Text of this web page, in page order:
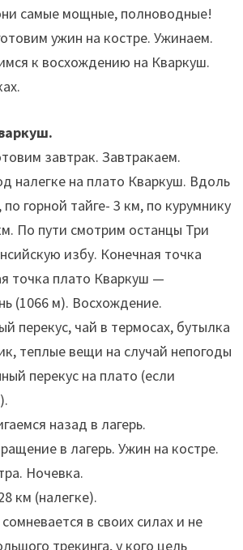
самые мощные, полноводные!
ужин на костре. Ужинаем.
к восхождению на Кваркуш.
завтрак. Завтракаем.
налегке на плато Кваркуш. Вдоль
горной тайге- 3 км, по курумнику
По пути смотрим останцы Три
избу. Конечная точка
точка плато Кваркуш —
(1066 м). Восхождение.
перекус, чай в термосах, бутылка
теплые вещи на случай непогоды
перекус на плато (если
назад в лагерь.
в лагерь. Ужин на костре.
Ночевка.
км (налегке).
в своих силах и не
трекинга, у кого цель